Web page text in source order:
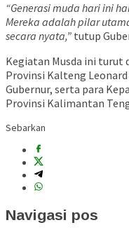
“Generasi muda hari ini
Mereka adalah pilar
secara nyata,” tutup
Kegiatan Musda ini turut
Provinsi Kalteng
Gubernur, serta para
Provinsi Kalimantan
Sebarkan
Navigasi pos